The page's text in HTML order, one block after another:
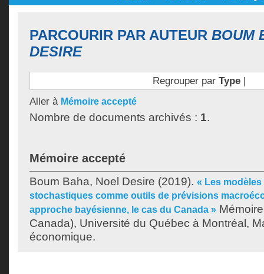
PARCOURIR PAR AUTEUR BOUM
DESIRE
Regrouper par Type|
Aller à Mémoire accepté
Nombre de documents archivés : 1.
Mémoire accepté
Boum Baha, Noel Desire (2019). « Les
stochastiques comme outils de prévisions
approche bayésienne, le cas du Canada »
Canada), Université du Québec à Montréal,
économique.